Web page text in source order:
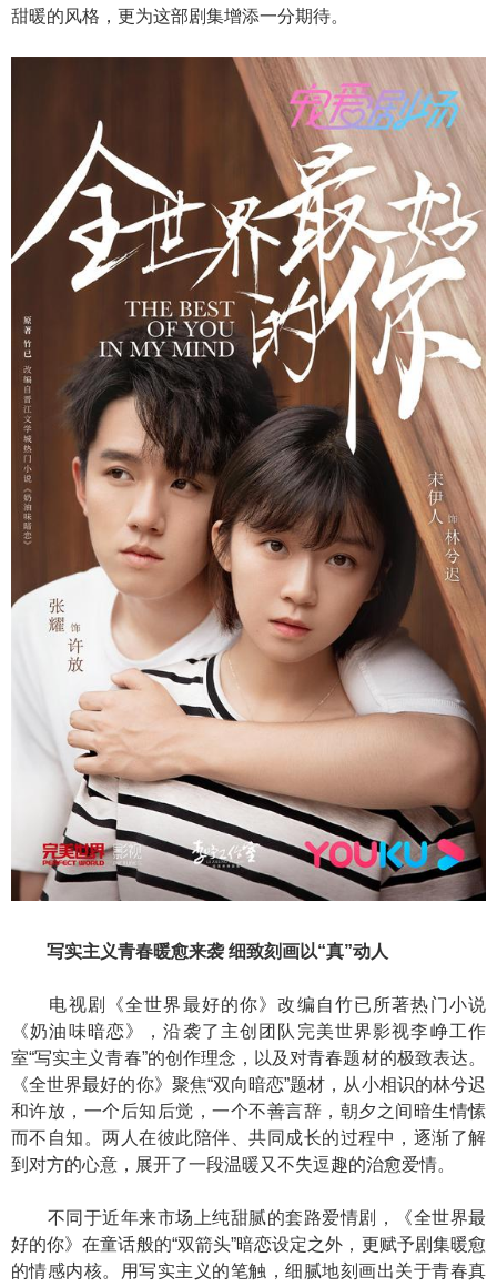
甜暖的风格，更为这部剧集增添一分期待。
写实主义青春暖愈来袭 细致刻画以“真”动人
电视剧《全世界最好的你》改编自竹已所著热门小说
《奶油味暗恋》，沿袭了主创团队完美世界影视李峥工作
室“写实主义青春”的创作理念，以及对青春题材的极致表达。
《全世界最好的你》聚焦“双向暗恋”题材，从小相识的林兮迟
和许放，一个后知后觉，一个不善言辞，朝夕之间暗生情愫
而不自知。两人在彼此陪伴、共同成长的过程中，逐渐了解
到对方的心意，展开了一段温暖又不失逗趣的治愈爱情。
不同于近年来市场上纯甜腻的套路爱情剧，《全世界最
好的你》在童话般的“双箭头”暗恋设定之外，更赋予剧集暖愈
的情感内核。用写实主义的笔触，细腻地刻画出关于青春真